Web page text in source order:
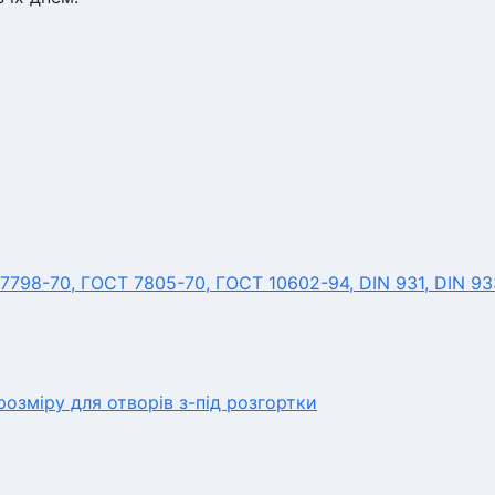
70, ГОСТ 7805-70, ГОСТ 10602-94, DIN 931, DIN
для отворів з-під розгортки